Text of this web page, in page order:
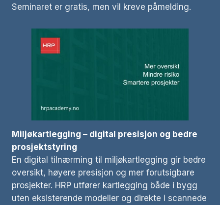
Seminaret er gratis, men vil kreve påmelding.
Miljøkartlegging – digital presisjon og bedre
prosjektstyring
En digital tilnærming til miljøkartlegging gir bedre
oversikt, høyere presisjon og mer forutsigbare
prosjekter. HRP utfører kartlegging både i bygg
uten eksisterende modeller og direkte i scannede